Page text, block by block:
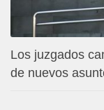
Los juzgados
de nuevos